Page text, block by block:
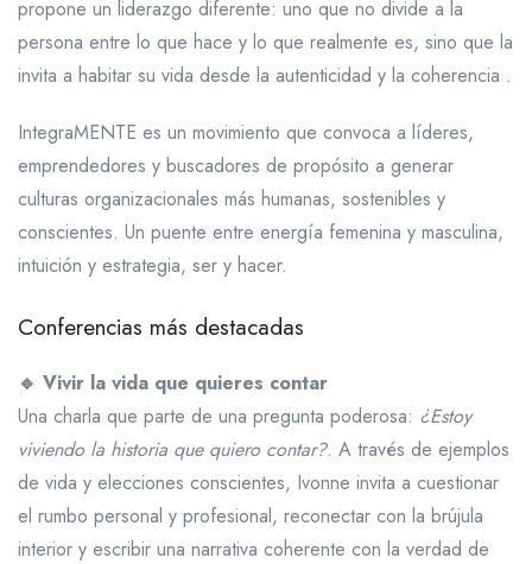
propone un liderazgo diferente: uno que no divide a la
persona entre lo que hace y lo que realmente es, sino que la
invita a habitar su vida desde la autenticidad y la coherencia .
IntegraMENTE es un movimiento que convoca a líderes,
emprendedores y buscadores de propósito a generar
culturas organizacionales más humanas, sostenibles y
conscientes. Un puente entre energía femenina y masculina,
intuición y estrategia, ser y hacer.
Conferencias más destacadas
🔹 Vivir la vida que quieres contar
Una charla que parte de una pregunta poderosa: ¿Estoy
viviendo la historia que quiero contar?. A través de ejemplos
de vida y elecciones conscientes, Ivonne invita a cuestionar
el rumbo personal y profesional, reconectar con la brújula
interior y escribir una narrativa coherente con la verdad de